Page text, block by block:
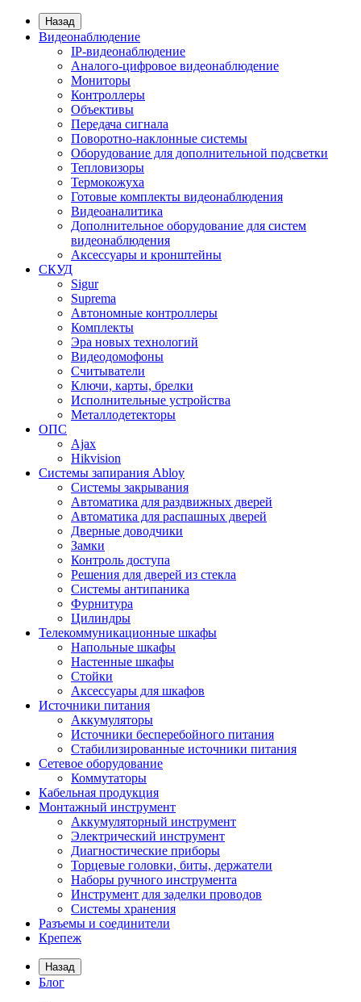
Назад
Видеонаблюдение
IP-видеонаблюдение
Аналого-цифровое видеонаблюдение
Мониторы
Контроллеры
Объективы
Передача сигнала
Поворотно-наклонные системы
Оборудование для дополнительной подсветки
Тепловизоры
Термокожуха
Готовые комплекты видеонаблюдения
Видеоаналитика
Дополнительное оборудование для систем
видеонаблюдения
Аксессуары и кронштейны
СКУД
Sigur
Suprema
Автономные контроллеры
Комплекты
Эра новых технологий
Видеодомофоны
Считыватели
Ключи, карты, брелки
Исполнительные устройства
Металлодетекторы
ОПС
Ajax
Hikvision
Системы запирания Abloy
Cистемы закрывания
Автоматика для раздвижных дверей
Автоматика для распашных дверей
Дверные доводчики
Замки
Контроль доступа
Решения для дверей из стекла
Системы антипаника
Фурнитура
Цилиндры
Телекоммуникационные шкафы
Напольные шкафы
Настенные шкафы
Стойки
Аксессуары для шкафов
Источники питания
Аккумуляторы
Источники бесперебойного питания
Стабилизированные источники питания
Сетевое оборудование
Коммутаторы
Кабельная продукция
Монтажный инструмент
Аккумуляторный инструмент
Электрический инструмент
Диагностические приборы
Торцевые головки, биты, держатели
Наборы ручного инструмента
Инструмент для заделки проводов
Системы хранения
Разъемы и соединители
Крепеж
Назад
Блог